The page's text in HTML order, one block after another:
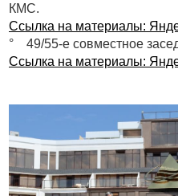
КМС.
Ссылка на материалы:
° 49/55-е совместное
Ссылка на материалы: